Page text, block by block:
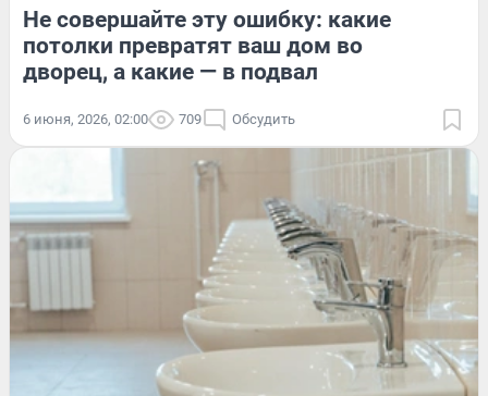
Не совершайте эту ошибку: какие
потолки превратят ваш дом во
дворец, а какие — в подвал
6 июня, 2026, 02:00 709 Обсудить